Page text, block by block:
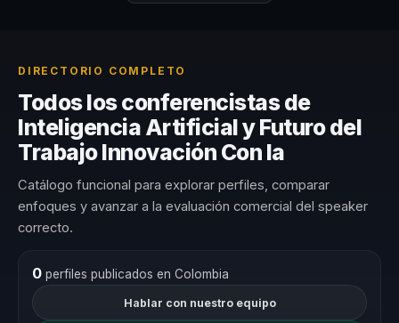
DIRECTORIO COMPLETO
Todos los conferencistas de
Inteligencia Artificial y Futuro del
Trabajo Innovación Con Ia
Catálogo funcional para explorar perfiles, comparar
enfoques y avanzar a la evaluación comercial del speaker
correcto.
0perfiles publicados en Colombia
Hablar con nuestro equipo